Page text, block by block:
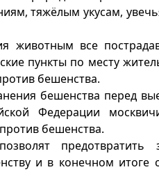
тяжёлым укусам,
животным все
пункты по месту
бешенства.
бешенства перед
Федерации
бешенства.
предотвратить
и в конечном итоге